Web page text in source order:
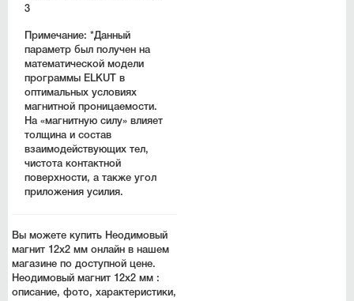
3
Примечание: *Данный
параметр был получен на
математической модели
программы ELKUT в
оптимальных условиях
магнитной проницаемости.
На «магнитную силу» влияет
толщина и состав
взаимодействующих тел,
чистота контактной
поверхности, а также угол
приложения усилия.
Вы можете купить Неодимовый
магнит 12х2 мм онлайн в нашем
магазине по доступной цене.
Неодимовый магнит 12х2 мм :
описание, фото, характеристики,